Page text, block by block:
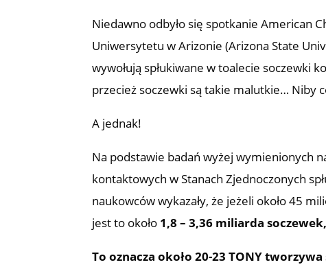
Niedawno odbyło się spotkanie American
Uniwersytetu w Arizonie (Arizona State
wywołują spłukiwane w toalecie soczewki
przecież soczewki są takie malutkie… Niby
A jednak!
Na podstawie badań wyżej wymienionych
kontaktowych w Stanach Zjednoczonych
naukowców wykazały, że jeżeli około 45
jest to około 1,8 – 3,36 miliarda soczewek,
To oznacza około 20-23 TONY